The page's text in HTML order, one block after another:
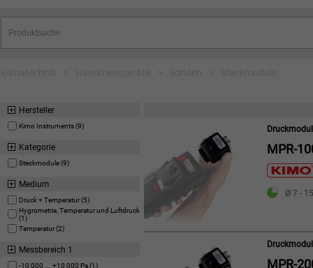
Hersteller
Kimo Instruments (9)
Kategorie
Steckmodule (9)
Medium
Druck + Temperatur (5)
Hygrometrie, Temperatur und Luftdruck
(1)
Temperatur (2)
Messbereich 1
-10 000 ... +10 000 Pa (1)
MPR-
Ø 7 -
MPR-